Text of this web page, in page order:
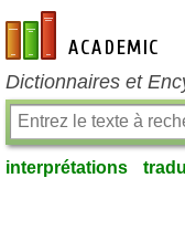
fr-academic.com
Dictionnaires et
interprétations